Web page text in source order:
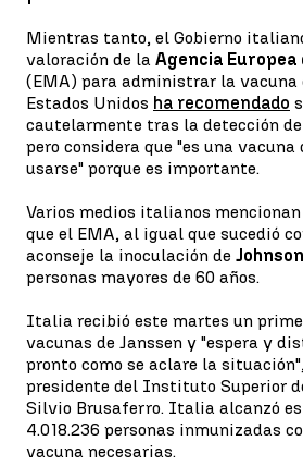
Mientras tanto, el Gobierno
valoración de la Agencia
(EMA) para administrar la vacuna
Estados Unidos ha recomendado
cautelarmente tras la detección
pero considera que "es una vacuna
usarse" porque es importante.
Varios medios italianos
que el EMA, al igual que sucedió
aconseje la inoculación de
personas mayores de 60 años.
Italia recibió este martes un
vacunas de Janssen y "espera y
pronto como se aclare la
presidente del Instituto Superior
Silvio Brusaferro. Italia alcanzó
4.018.236 personas inmunizadas
vacuna necesarias.